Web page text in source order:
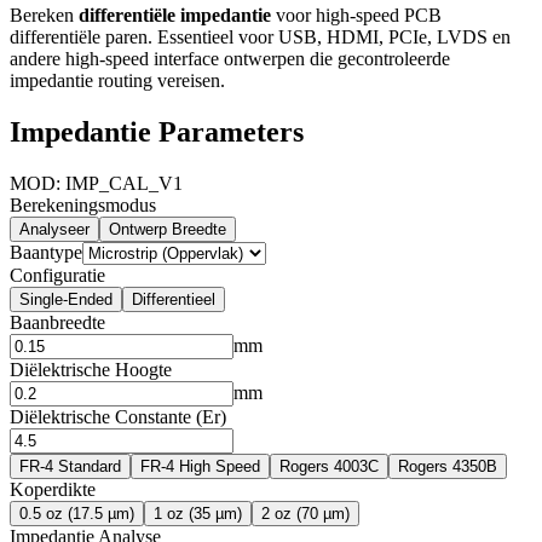
Bereken differentiële impedantie voor high-speed PCB
differentiële paren. Essentieel voor USB, HDMI, PCIe, LVDS en
andere high-speed interface ontwerpen die gecontroleerde
impedantie routing vereisen.
Impedantie Parameters
MOD: IMP_CAL_V1
Berekeningsmodus
Analyseer Ontwerp Breedte
Baantype
Configuratie
Single-Ended Differentieel
Baanbreedte
mm
Diëlektrische Hoogte
mm
Diëlektrische Constante (Er)
FR-4 Standard FR-4 High Speed Rogers 4003C Rogers 4350B
Koperdikte
0.5 oz (17.5 µm) 1 oz (35 µm) 2 oz (70 µm)
Impedantie Analyse